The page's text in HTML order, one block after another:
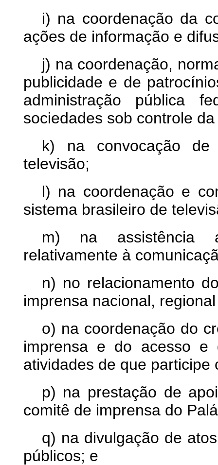
i) na coordenação da
ações de informação e
j) na coordenação,
publicidade e de
administração pública
sociedades sob controle
k) na convocação
televisão;
l) na coordenação e
sistema brasileiro de
m) na assistência
relativamente à
n) no relacionamento
imprensa nacional,
o) na coordenação do
imprensa e do acesso e
atividades de que
p) na prestação de
comitê de imprensa do
q) na divulgação de
públicos; e